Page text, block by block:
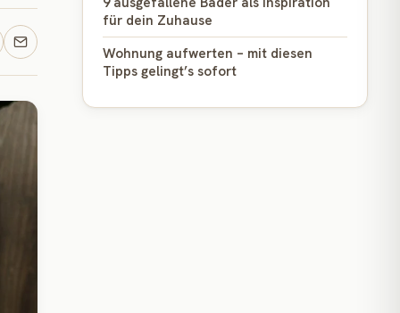
für dein Zuhause
Wohnung aufwerten – mit diesen
Tipps gelingt’s sofort